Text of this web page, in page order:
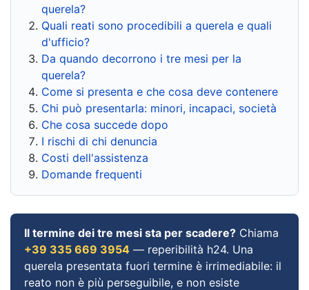
querela?
Quali reati sono procedibili a querela e quali
d'ufficio?
Da quando decorrono i tre mesi per la
querela?
Come si presenta e che cosa deve contenere
Chi può presentarla: minori, incapaci, società
Che cosa succede dopo
I rischi di chi denuncia
Costi dell'assistenza
Domande frequenti
Il termine dei tre mesi sta per scadere? Chiama
+39 335 669 3954 — reperibilità h24. Una
querela presentata fuori termine è irrimediabile: il
reato non è più perseguibile, e non esiste